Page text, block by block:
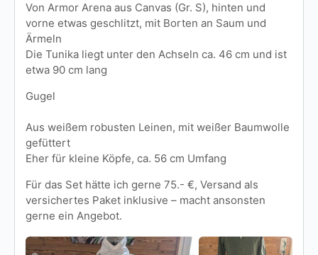
Von Armor Arena aus Canvas (Gr. S), hinten und
vorne etwas geschlitzt, mit Borten an Saum und
Ärmeln
Die Tunika liegt unter den Achseln ca. 46 cm und ist
etwa 90 cm lang
Gugel
Aus weißem robusten Leinen, mit weißer Baumwolle
gefüttert
Eher für kleine Köpfe, ca. 56 cm Umfang
Für das Set hätte ich gerne 75.- €, Versand als
versichertes Paket inklusive – macht ansonsten
gerne ein Angebot.